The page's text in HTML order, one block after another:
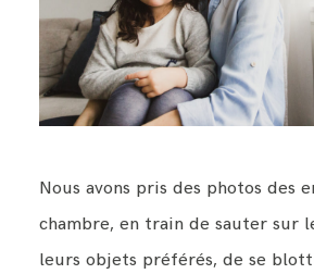
Nous avons pris des photos des
chambre, en train de sauter sur
leurs objets préférés, de se